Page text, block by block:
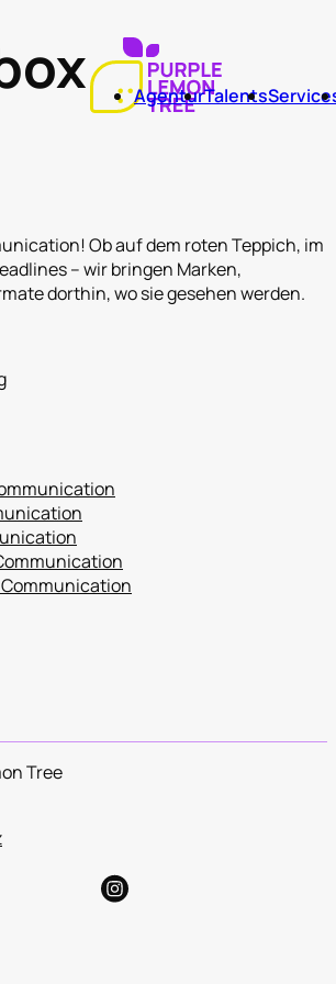
AgenturTalents
Ob auf dem roten Teppich, im
– wir bringen Marken,
dorthin, wo sie gesehen werden.
Tree